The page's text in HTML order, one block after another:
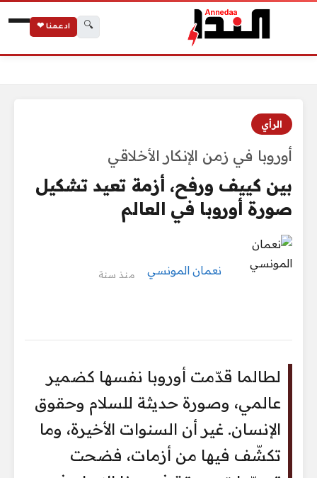
🔍 ادعمنا ❤
الرأي
أوروبا في زمن الإنكار الأخلاقي
بين كييف ورفح، أزمة تعيد تشكيل
صورة أوروبا في العالم
نعمان المونسي منذ سنة
لطالما قدّمت أوروبا نفسها كضمير
عالمي، وصورة حديثة للسلام وحقوق
الإنسان. غير أن السنوات الأخيرة، وما
تكشّف فيها من أزمات، فضحت